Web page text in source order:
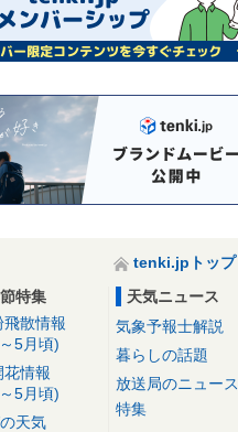
tenki.jpトップ
特集
飛散情報
5月頃)
花情報
5月頃)
天気
天気ニュース
気象予報士解説
暮らしの話題
放送局のニュース
特集